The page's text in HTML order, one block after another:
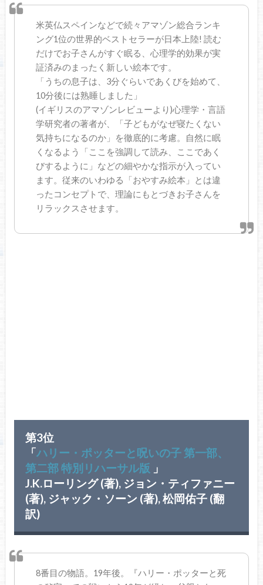
米英仏スペインなどで続々アマゾン総合ランキ
ング1位の世界的ベストセラーが日本上陸! 読む
だけでお子さんがすぐ眠る、心理学的効果が実
証済みのまったく新しい絵本です。
「うちの息子は、3分ぐらいであくびを始めて、
10分後には熟睡しました」
(イギリスのアマゾンレビューより)心理学・言語
学研究者の著者が、「子どもがなぜ寝たくない
気持ちになるのか」を徹底的に考慮。自然に眠
くなるよう「ここを強調して読み、ここであく
びするように」などの細やかな指示が入ってい
ます。従来のいわゆる「おやすみ絵本」とは違
ったコンセプトで、理論にもとづきお子さんを
リラックスさせます。
第3位
「ハリー・ポッターと呪いの子 第一部、
第二部 特別リハーサル版 」
J.K.ローリング (著), ジョン・ティファニー
(著), ジャック・ソーン (著), 松岡佑子 (翻
訳)
8番目の物語。19年後。『ハリー・ポッターと死